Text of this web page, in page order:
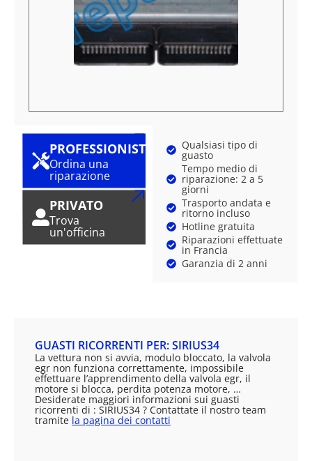
PROFESSIONISTA
Ordina una
riparazione
PRIVATO
Trova
un'officina
Qualsiasi tipo di
guasto
Tempo medio di
riparazione: 2 a 5
giorni
Trasporto andata e
ritorno incluso
Hotline gratuita
Riparazioni effettuate
in Francia
Garanzia di 2 anni
GUASTI RICORRENTI PER: SIRIUS34
La vettura non si avvia, modulo bloccato, la valvola
egr non funziona correttamente, impossibile
effettuare l’apprendimento della valvola egr, il
motore si blocca, perdita potenza motore, …
Desiderate maggiori informazioni sui guasti
ricorrenti di : SIRIUS34 ? Contattate il nostro team
tramite la pagina dei contatti